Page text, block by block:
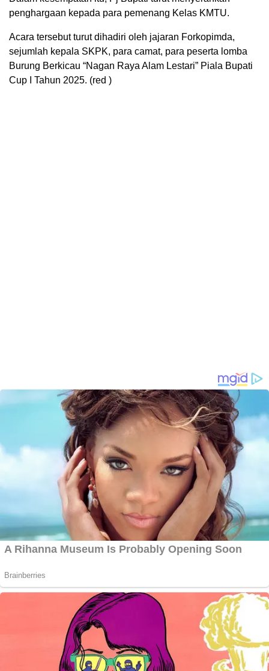
penghargaan kepada para pemenang Kelas KMTU.
Acara tersebut turut dihadiri oleh jajaran Forkopimda,
sejumlah kepala SKPK, para camat, para peserta lomba
Burung Berkicau “Nagan Raya Alam Lestari” Piala Bupati
Cup I Tahun 2025. (red )